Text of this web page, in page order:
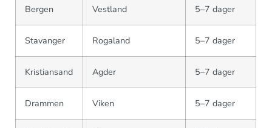
Bergen Vestland 5–7 dager
Stavanger Rogaland 5–7 dager
Kristiansand Agder 5–7 dager
Drammen Viken 5–7 dager